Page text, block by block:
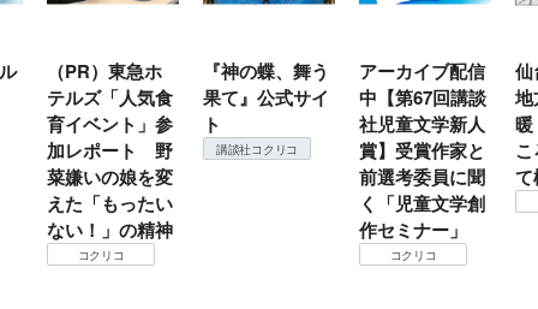
（PR）東急ホ
テルズ「人気食
育イベント」参
加レポート 野
菜嫌いの娘を変
えた「もったい
ない！」の精神
コクリコ
『神の蝶、舞う
果て』公式サイ
ト
講談社コクリコ
アーカイブ配信
中【第67回講談
社児童文学新人
賞】受賞作家と
前選考委員に聞
く「児童文学創
作セミナー」
コクリコ
仙
地
て